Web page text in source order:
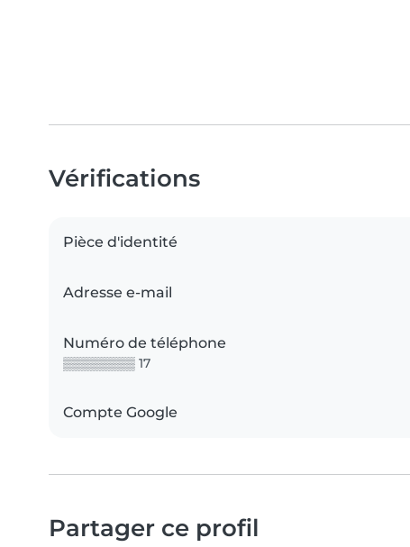
Vérifications
Pièce d'identité
Adresse e-mail
Numéro de téléphone
▒▒▒▒▒▒▒▒ 17
Compte Google
Partager ce profil